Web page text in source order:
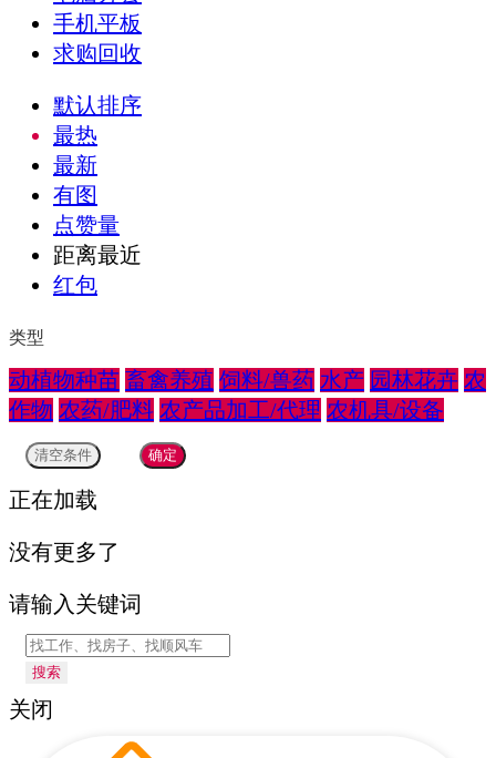
手机平板
求购回收
默认排序
最热
最新
有图
点赞量
距离最近
红包
类型
动植物种苗 畜禽养殖 饲料/兽药 水产 园林花卉 农
作物 农药/肥料 农产品加工/代理 农机具/设备
正在加载
没有更多了
请输入关键词
搜索
关闭